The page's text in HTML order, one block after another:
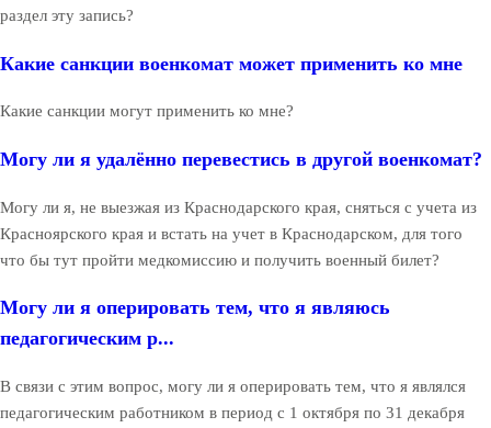
раздел эту запись?
Какие санкции военкомат может применить ко мне
Какие санкции могут применить ко мне?
Могу ли я удалённо перевестись в другой военкомат?
Могу ли я, не выезжая из Краснодарского края, сняться с учета из
Красноярского края и встать на учет в Краснодарском, для того
что бы тут пройти медкомиссию и получить военный билет?
Могу ли я оперировать тем, что я являюсь
педагогическим р...
В связи с этим вопрос, могу ли я оперировать тем, что я являлся
педагогическим работником в период с 1 октября по 31 декабря